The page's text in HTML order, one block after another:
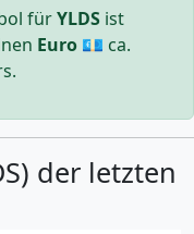
fürYLDS ist
Euro 💶 ca.
der letzten